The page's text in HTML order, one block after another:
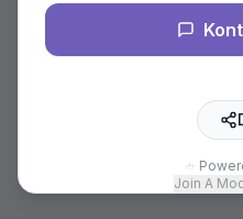
Join A